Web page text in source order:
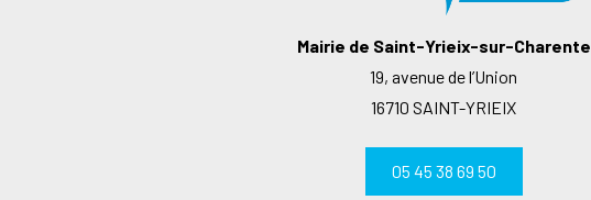
Mairie de Saint-Yrieix-sur-Charente
19, avenue de l’Union
16710 SAINT-YRIEIX
05 45 38 69 50